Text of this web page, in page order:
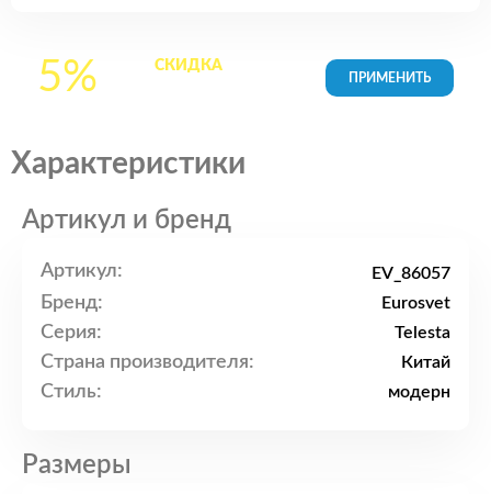
5% СКИДКАна все
Характеристики
Артикул и бренд
Артикул: EV_86057
Бренд: Eurosvet
Серия: Telesta
Страна производителя: Китай
Стиль: модерн
Размеры